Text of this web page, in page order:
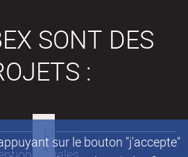
sur le bouton "j'accepte"
SONT DES
: